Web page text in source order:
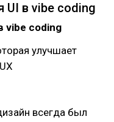
UI в vibe coding
vibe coding
улучшает
всегда был